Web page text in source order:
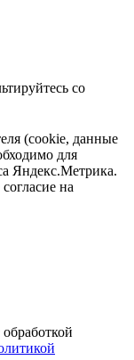
(cookie, данные
для
Яндекс.Метрика.
на